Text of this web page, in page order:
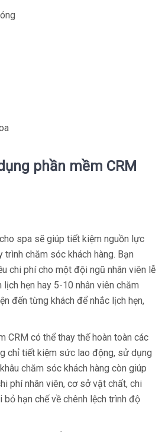
phần mềm CRM
spa sẽ giúp tiết kiệm nguồn lực
chăm sóc khách hàng. Bạn
chi phí cho một đội ngũ nhân viên lễ
lịch hẹn hay 5-10 nhân viên chăm
đến từng khách để nhắc lịch hẹn,
CRM có thể thay thế hoàn toàn các
chỉ tiết kiệm sức lao động, sử dụng
chăm sóc khách hàng còn giúp
phí nhân viên, cơ sở vật chất, chi
bỏ hạn chế về chênh lệch trình độ